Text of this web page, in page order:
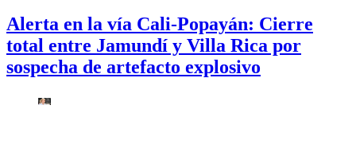
Alerta en la vía Cali-Popayán: Cierre
total entre Jamundí y Villa Rica por
sospecha de artefacto explosivo